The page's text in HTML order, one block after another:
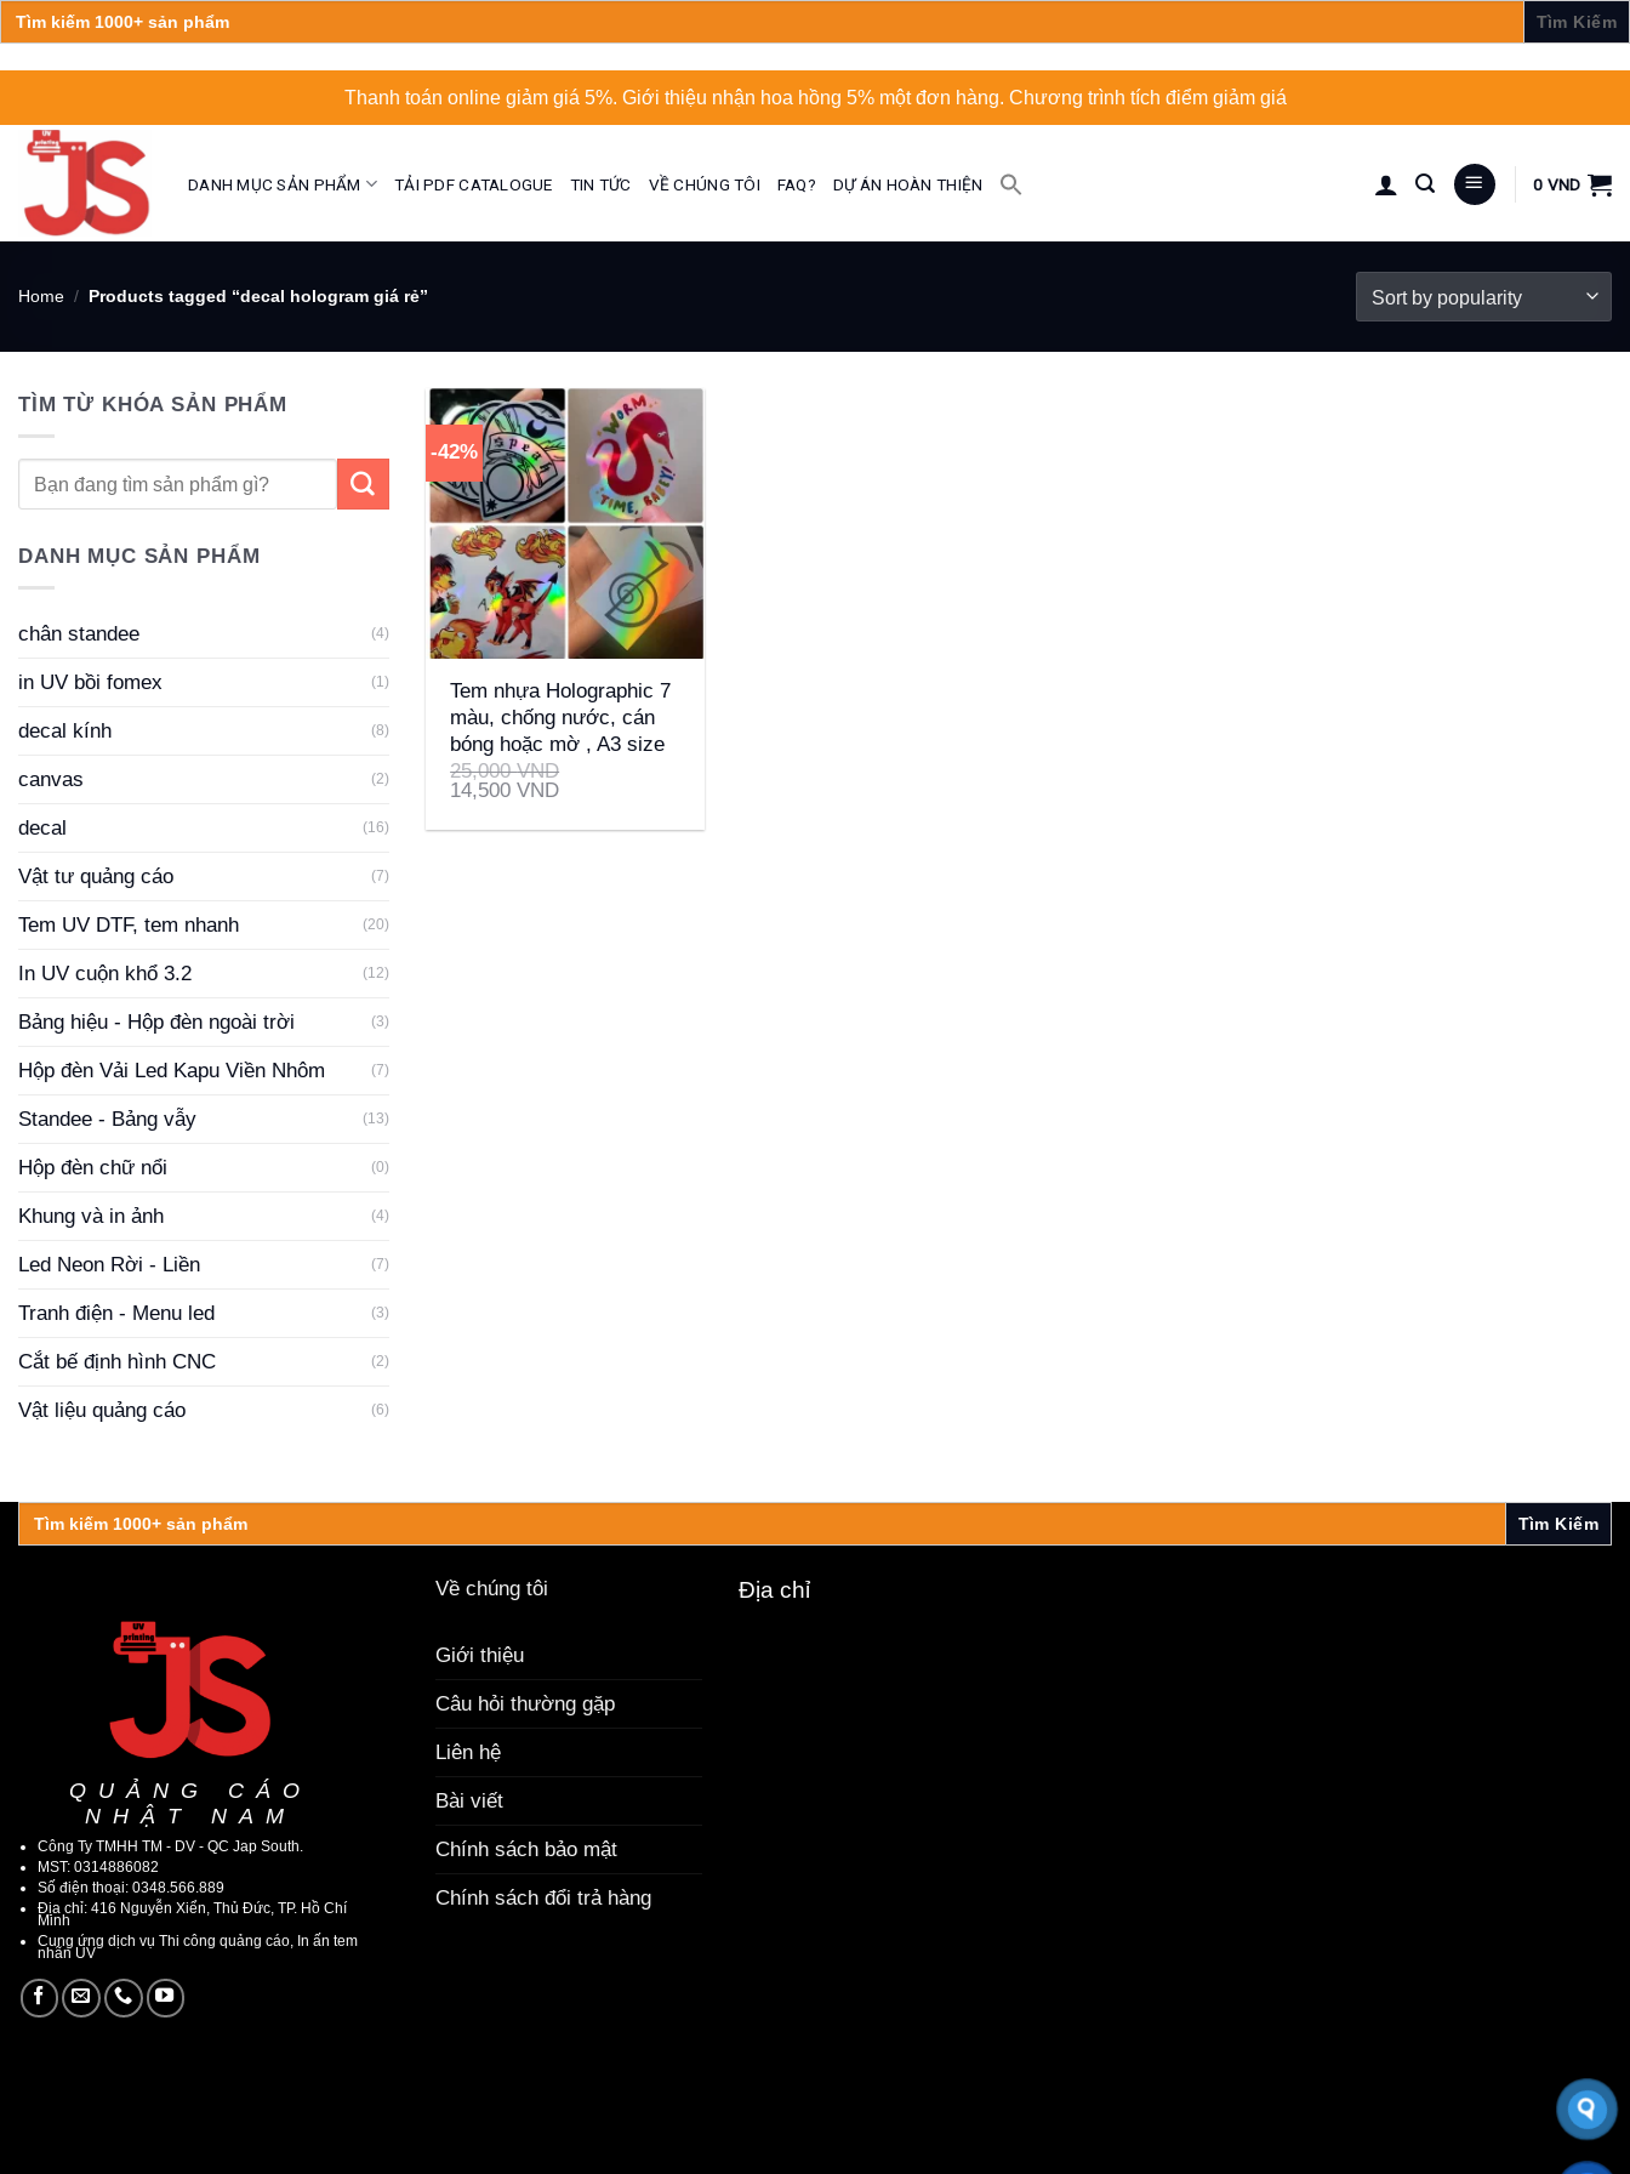
Search
for:
to
content
Thanh toán online giảm giá 5%. Giới thiệu nhận hoa hồng 5% một đơn hàng. Chương trình tích điểm giảm giá
DANH MỤC SẢN PHẨM TẢI PDF CATALOGUE TIN TỨC VỀ CHÚNG TÔI FAQ? DỰ ÁN HOÀN THIỆN 0 VND
Home / Products tagged “decal hologram giá rẻ”
TÌM TỪ KHÓA SẢN PHẨM
Search
DANH MỤC SẢN PHẨM
chân standee (4)
in UV bồi fomex (1)
decal kính (8)
canvas (2)
decal (16)
Vật tư quảng cáo (7)
Tem UV DTF, tem nhanh (20)
In UV cuộn khổ 3.2 (12)
Bảng hiệu - Hộp đèn ngoài trời (3)
Hộp đèn Vải Led Kapu Viền Nhôm (7)
Standee - Bảng vẫy (13)
Hộp đèn chữ nổi (0)
Khung và in ảnh (4)
Led Neon Rời - Liền (7)
Tranh điện - Menu led (3)
Cắt bế định hình CNC (2)
Vật liệu quảng cáo (6)
-42%
+
Tem nhựa Holographic 7
màu, chống nước, cán
bóng hoặc mờ , A3 size
25,000VND
14,500VND
Search
for:
QUẢNG CÁO
NHẬT NAM
Công Ty TMHH TM - DV - QC Jap South.
MST: 0314886082
Số điện thoại: 0348.566.889
Địa chỉ: 416 Nguyễn Xiển, Thủ Đức, TP. Hồ Chí
Minh
Cung ứng dịch vụ Thi công quảng cáo, In ấn tem
nhãn UV
Về chúng tôi
Giới thiệu
Câu hỏi thường gặp
Liên hệ
Bài viết
Chính sách bảo mật
Chính sách đổi trả hàng
Địa chỉ